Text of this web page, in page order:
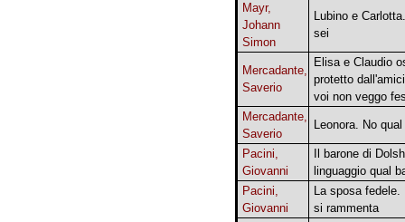
Mayr,
Johann
Simon
Lubino e
sei
Mercadante,
Saverio
Elisa e Claudio
protetto
voi non veggo
Mercadante,
Saverio
Leonora. No
Pacini,
Giovanni
Il barone di
linguaggio qual
Pacini,
Giovanni
La sposa fedele.
si rammenta